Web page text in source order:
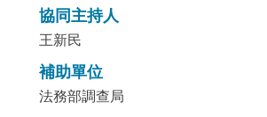
協同主持人
王新民
補助單位
法務部調查局